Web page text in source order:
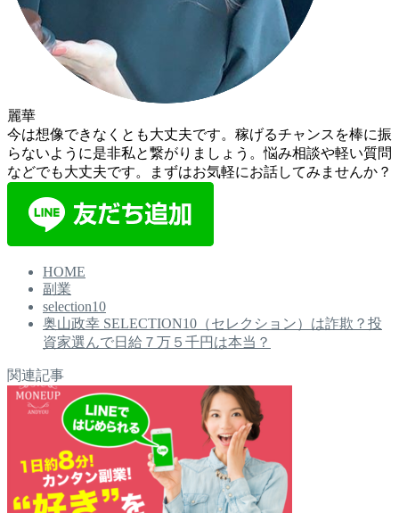
麗華
今は想像できなくとも大丈夫です。稼げるチャンスを棒に振
らないように是非私と繋がりましょう。悩み相談や軽い質問
などでも大丈夫です。まずはお気軽にお話してみませんか？
HOME
副業
selection10
奥山政幸 SELECTION10（セレクション）は詐欺？投
資家選んで日給７万５千円は本当？
関連記事